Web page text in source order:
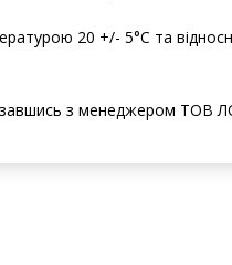
20 +/- 5°С та
з менеджером ТОВ